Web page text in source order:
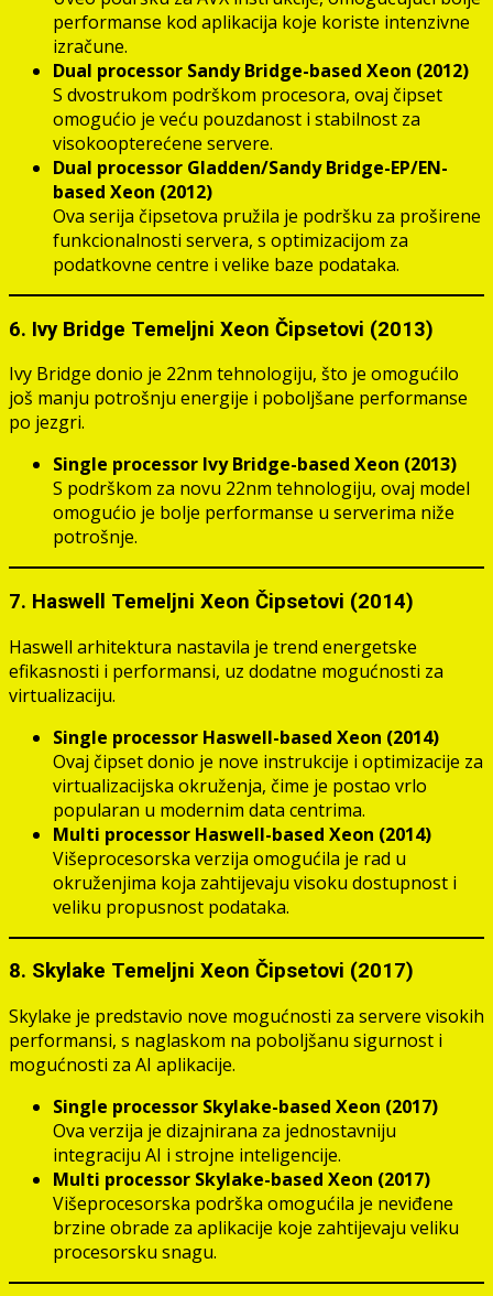
performanse kod aplikacija koje koriste intenzivne
izračune.
Dual processor Sandy Bridge-based Xeon (2012)
S dvostrukom podrškom procesora, ovaj čipset
omogućio je veću pouzdanost i stabilnost za
visokoopterećene servere.
Dual processor Gladden/Sandy Bridge-EP/EN-
based Xeon (2012)
Ova serija čipsetova pružila je podršku za proširene
funkcionalnosti servera, s optimizacijom za
podatkovne centre i velike baze podataka.
6. Ivy Bridge Temeljni Xeon Čipsetovi (2013)
Ivy Bridge donio je 22nm tehnologiju, što je omogućilo
još manju potrošnju energije i poboljšane performanse
po jezgri.
Single processor Ivy Bridge-based Xeon (2013)
S podrškom za novu 22nm tehnologiju, ovaj model
omogućio je bolje performanse u serverima niže
potrošnje.
7. Haswell Temeljni Xeon Čipsetovi (2014)
Haswell arhitektura nastavila je trend energetske
efikasnosti i performansi, uz dodatne mogućnosti za
virtualizaciju.
Single processor Haswell-based Xeon (2014)
Ovaj čipset donio je nove instrukcije i optimizacije za
virtualizacijska okruženja, čime je postao vrlo
popularan u modernim data centrima.
Multi processor Haswell-based Xeon (2014)
Višeprocesorska verzija omogućila je rad u
okruženjima koja zahtijevaju visoku dostupnost i
veliku propusnost podataka.
8. Skylake Temeljni Xeon Čipsetovi (2017)
Skylake je predstavio nove mogućnosti za servere visokih
performansi, s naglaskom na poboljšanu sigurnost i
mogućnosti za AI aplikacije.
Single processor Skylake-based Xeon (2017)
Ova verzija je dizajnirana za jednostavniju
integraciju AI i strojne inteligencije.
Multi processor Skylake-based Xeon (2017)
Višeprocesorska podrška omogućila je neviđene
brzine obrade za aplikacije koje zahtijevaju veliku
procesorsku snagu.